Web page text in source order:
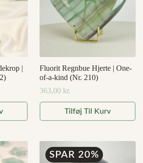
|
Fluorit Regnbue Hjerte | One-
of-a-kind (Nr. 210)
363,00 kr.
Tilføj Til Kurv
SPAR 20%